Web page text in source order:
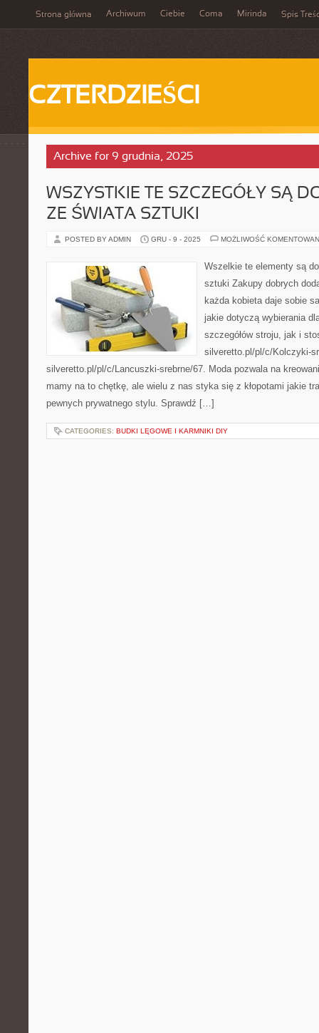
Strona główna Archiwum Ciebie Coma Mirinda Spis
CZTERDZIEŚCI
Archive for 9 grudnia, 2025
WSZYSTKIE TE SZCZEGÓŁY SĄ
ZE ŚWIATA SZTUKI
POSTED BY ADMIN GRU - 9 - 2025 MOŻLIWOŚĆ
Wszelkie te elementy są
sztuki Zakupy dobrych
każda kobieta daje sobie
jakie dotyczą wybierania
szczegółów stroju, jak i
silveretto.pl/pl/c/Kolczyki-
silveretto.pl/pl/c/Lancuszki-srebrne/67. Moda pozwala na
mamy na to chętkę, ale wielu z nas styka się z kłopotami jakie
pewnych prywatnego stylu. Sprawdź […]
CATEGORIES: BUDKI LĘGOWE I KARMNIKI DIY